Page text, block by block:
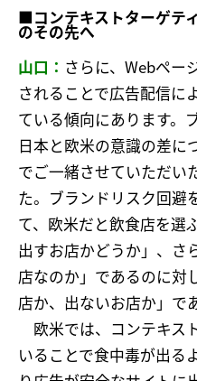
■コンテキストターゲテ
のその先へ
山口： さらに、Webペー
されることで広告配信に
ている傾向にあります。
日本と欧米の意識の差に
でご一緒させていただい
た。ブランドリスク回避
て、欧米だと飲食店を選
出すお店かどうか」、さ
店なのか」であるのに対
店か、出ないお店か」で
欧米では、コンテキス
いることで食中毒が出る